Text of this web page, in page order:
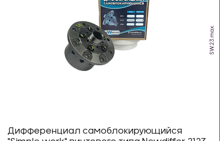
SW.23.max.
Дифференциал самоблокирующийся